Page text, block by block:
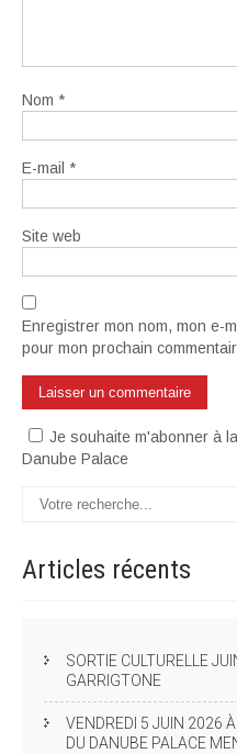
Nom *
E-mail *
Site web
Enregistrer mon nom, mon e-
pour mon prochain
Je souhaite m'abonner à
Danube Palace
Articles récents
SORTIE CULTURELLE
GARRIGTONE
VENDREDI 5 JUIN 2026
DU DANUBE PALACE